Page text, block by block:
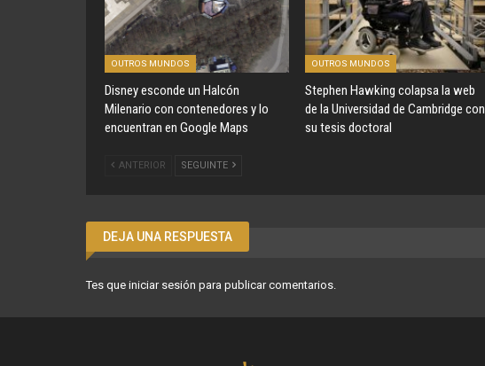
OUTROS MUNDOS
Disney esconde un Halcón
Milenario con contenedores y lo
encuentran en Google Maps
OUTROS MUNDOS
Stephen Hawking colapsa la web
de la Universidad de Cambridge con
su tesis doctoral
ANTERIOR SEGUINTE
DEJA UNA RESPUESTA
Tes que iniciar sesión para publicar comentarios.